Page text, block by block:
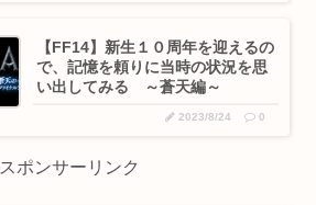
【FF14】新生１０周年を迎えるの
で、記憶を頼りに当時の状況を思
い出してみる ～蒼天編～
2023/8/24 0
スポンサーリンク